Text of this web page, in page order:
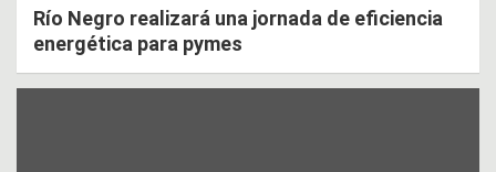
Río Negro realizará una jornada de eficiencia
energética para pymes